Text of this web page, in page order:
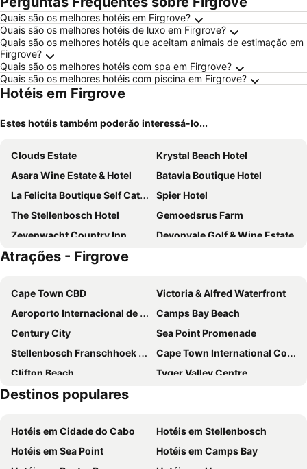
Quais são os melhores hotéis em Firgrove?
Quais são os melhores hotéis de luxo em Firgrove?
Quais são os melhores hotéis que aceitam animais de estimação em
Firgrove?
Quais são os melhores hotéis com spa em Firgrove?
Quais são os melhores hotéis com piscina em Firgrove?
Hotéis em Firgrove
Estes hotéis também poderão interessá-lo...
Clouds Estate
Krystal Beach Hotel
Asara Wine Estate & Hotel
Batavia Boutique Hotel
La Felicita Boutique Self Catering Villas
Spier Hotel
The Stellenbosch Hotel
Gemoedsrus Farm
Zevenwacht Country Inn
Devonvale Golf & Wine Estate
African Aviator Guest House
Eendracht Hotel
Oude Werf Hotel
Evergreen Manor
Brenaissance Wine & Stud Estate
Lanzerac Hotel & Spa
The Devon Valley Hotel
Vine Guesthouse
Atrações - Firgrove
Cape Town CBD
Victoria & Alfred Waterfront
Aeroporto Internacional de Cape Town
Camps Bay Beach
Century City
Sea Point Promenade
Stellenbosch Franschhoek and Paarl Valley Wine Day Trip
Cape Town International Convention Centre
Clifton Beach
Tyger Valley Centre
City Bowl
Ratanga Junction
Groot Constantia Estate
Catedral de São Jorge
Two Oceans Aquarium
Destinos populares
Hotéis em Cidade do Cabo
Hotéis em Stellenbosch
Hotéis em Sea Point
Hotéis em Camps Bay